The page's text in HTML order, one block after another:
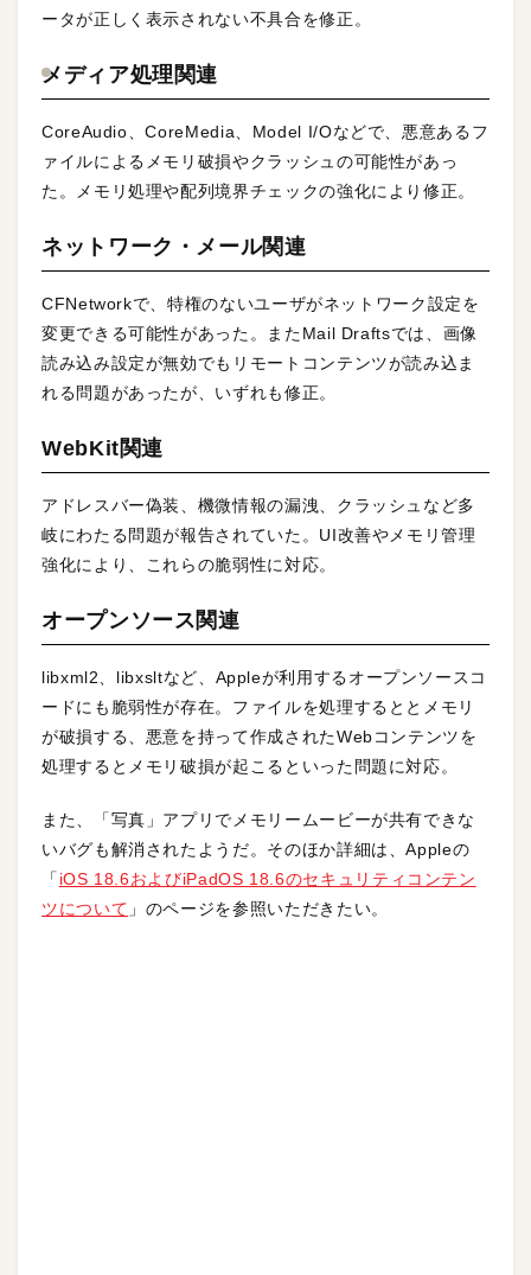
ータが正しく表示されない不具合を修正。
メディア処理関連
CoreAudio、CoreMedia、Model I/Oなどで、悪意あるフ
ァイルによるメモリ破損やクラッシュの可能性があっ
た。メモリ処理や配列境界チェックの強化により修正。
ネットワーク・メール関連
CFNetworkで、特権のないユーザがネットワーク設定を
変更できる可能性があった。またMail Draftsでは、画像
読み込み設定が無効でもリモートコンテンツが読み込ま
れる問題があったが、いずれも修正。
WebKit関連
アドレスバー偽装、機微情報の漏洩、クラッシュなど多
岐にわたる問題が報告されていた。UI改善やメモリ管理
強化により、これらの脆弱性に対応。
オープンソース関連
libxml2、libxsltなど、Appleが利用するオープンソースコ
ードにも脆弱性が存在。ファイルを処理するととメモリ
が破損する、悪意を持って作成されたWebコンテンツを
処理するとメモリ破損が起こるといった問題に対応。
また、「写真」アプリでメモリームービーが共有できな
いバグも解消されたようだ。そのほか詳細は、Appleの
「 iOS 18.6およびiPadOS 18.6のセキュリティコンテン
ツについて 」のページを参照いただきたい。